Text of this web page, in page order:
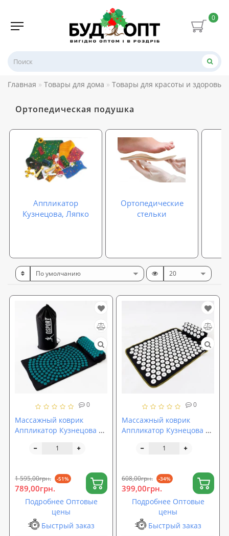
0
Главная Товары для дома Товары для красоты и здоровья
Ортопедическая подушка
Аппликатор
Кузнецова, Ляпко
Ортопедические
стельки
0
Массажный коврик
Аппликатор Кузнецова +
спины/шеи/головы
1 595,00грн. -51%
789,00грн.
Подробнее Оптовые
цены
Быстрый заказ
0
Массажный коврик
Аппликатор Кузнецова +
спины/шеи/ног/стоп
608,00грн. -34%
399,00грн.
Подробнее Оптовые
цены
Быстрый заказ